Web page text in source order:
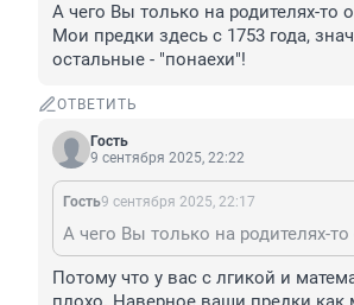
А чего Вы только на родителях-то
Мои предки здесь с 1753 года,
остальные - "понаехи"!
ОТВЕТИТЬ
Гость
9 сентября 2025, 22:22
Гость9 сентября 2025, 22:17
Потому что у вас с лгикой и